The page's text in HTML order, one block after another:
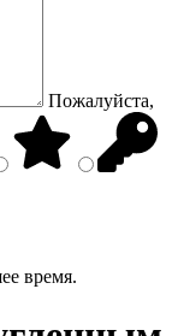
Пожалуйста,
время.